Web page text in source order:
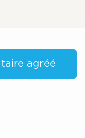
agréé